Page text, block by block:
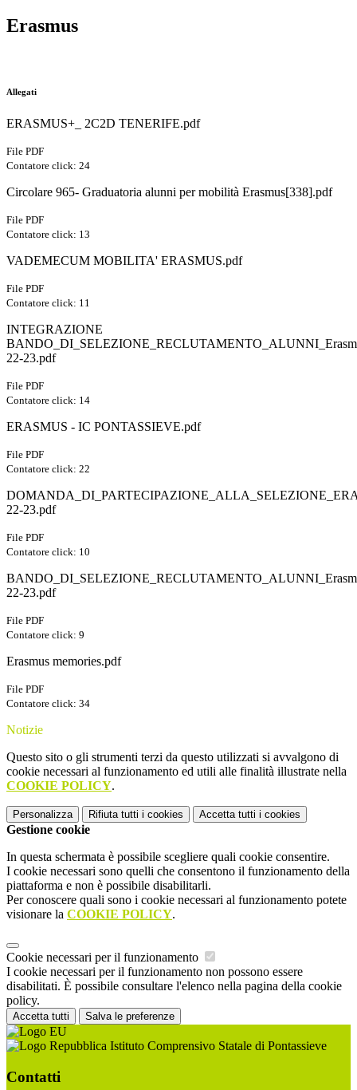
Erasmus
Allegati
ERASMUS+_ 2C2D TENERIFE.pdf
File PDF
Contatore click: 24
Circolare 965- Graduatoria alunni per mobilità Erasmus[338].pdf
File PDF
Contatore click: 13
VADEMECUM MOBILITA' ERASMUS.pdf
File PDF
Contatore click: 11
INTEGRAZIONE
22-23.pdf
File PDF
Contatore click: 14
ERASMUS - IC PONTASSIEVE.pdf
File PDF
Contatore click: 22
22-23.pdf
File PDF
Contatore click: 10
22-23.pdf
File PDF
Contatore click: 9
Erasmus memories.pdf
File PDF
Contatore click: 34
Notizie
Questo sito o gli strumenti terzi da questo utilizzati si avvalgono di
cookie necessari al funzionamento ed utili alle finalità illustrate nella
COOKIE POLICY.
Personalizza Rifiuta tutti i cookies Accetta tutti i cookies
Gestione cookie
In questa schermata è possibile scegliere quali cookie consentire.
I cookie necessari sono quelli che consentono il funzionamento della
piattaforma e non è possibile disabilitarli.
Per conoscere quali sono i cookie necessari al funzionamento potete
visionare la COOKIE POLICY.
Cookie necessari per il funzionamento
I cookie necessari per il funzionamento non possono essere
disabilitati. È possibile consultare l'elenco nella pagina della cookie
policy.
Accetta tutti Salva le preferenze
Istituto Comprensivo Statale di Pontassieve
Contatti